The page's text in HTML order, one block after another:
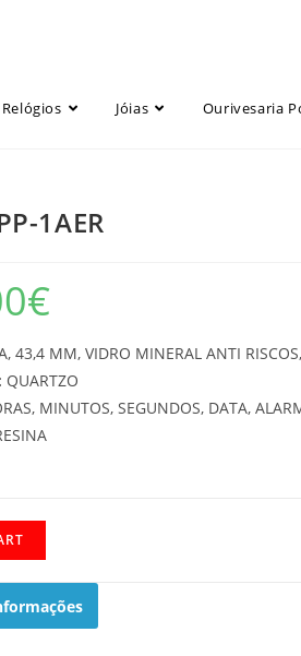
Relógios Jóias Ourivesaria
1AER
€
43,4 MM, VIDRO MINERAL ANTI
QUARTZO
MINUTOS, SEGUNDOS, DATA,